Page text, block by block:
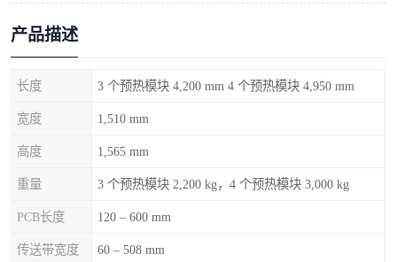
产品描述
长度 3 个预热模块 4,200 mm 4 个预热模块 4,950 mm
宽度 1,510 mm
高度 1,565 mm
重量 3 个预热模块 2,200 kg，4 个预热模块 3,000 kg
PCB长度 120 – 600 mm
传送带宽度 60 – 508 mm